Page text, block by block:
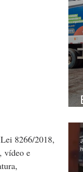
8266/2018,
vídeo e